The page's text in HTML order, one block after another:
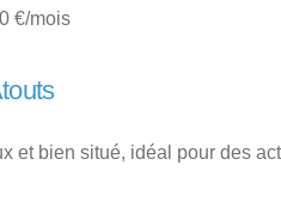
€/mois
et bien situé, idéal pour des